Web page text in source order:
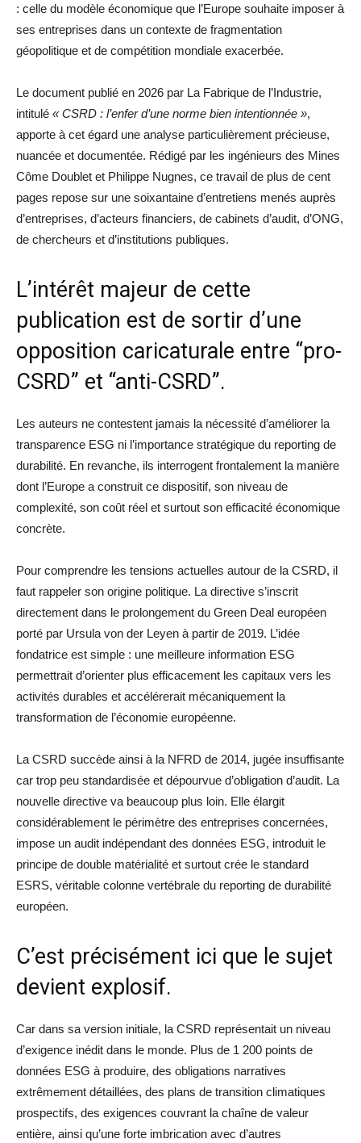
: celle du modèle économique que l’Europe souhaite imposer à
ses entreprises dans un contexte de fragmentation
géopolitique et de compétition mondiale exacerbée.
Le document publié en 2026 par La Fabrique de l’Industrie,
intitulé « CSRD : l’enfer d’une norme bien intentionnée »,
apporte à cet égard une analyse particulièrement précieuse,
nuancée et documentée. Rédigé par les ingénieurs des Mines
Côme Doublet et Philippe Nugnes, ce travail de plus de cent
pages repose sur une soixantaine d’entretiens menés auprès
d’entreprises, d’acteurs financiers, de cabinets d’audit, d’ONG,
de chercheurs et d’institutions publiques.
L’intérêt majeur de cette
publication est de sortir d’une
opposition caricaturale entre “pro-
CSRD” et “anti-CSRD”.
Les auteurs ne contestent jamais la nécessité d’améliorer la
transparence ESG ni l’importance stratégique du reporting de
durabilité. En revanche, ils interrogent frontalement la manière
dont l’Europe a construit ce dispositif, son niveau de
complexité, son coût réel et surtout son efficacité économique
concrète.
Pour comprendre les tensions actuelles autour de la CSRD, il
faut rappeler son origine politique. La directive s’inscrit
directement dans le prolongement du Green Deal européen
porté par Ursula von der Leyen à partir de 2019. L’idée
fondatrice est simple : une meilleure information ESG
permettrait d’orienter plus efficacement les capitaux vers les
activités durables et accélérerait mécaniquement la
transformation de l’économie européenne.
La CSRD succède ainsi à la NFRD de 2014, jugée insuffisante
car trop peu standardisée et dépourvue d’obligation d’audit. La
nouvelle directive va beaucoup plus loin. Elle élargit
considérablement le périmètre des entreprises concernées,
impose un audit indépendant des données ESG, introduit le
principe de double matérialité et surtout crée le standard
ESRS, véritable colonne vertébrale du reporting de durabilité
européen.
C’est précisément ici que le sujet
devient explosif.
Car dans sa version initiale, la CSRD représentait un niveau
d’exigence inédit dans le monde. Plus de 1 200 points de
données ESG à produire, des obligations narratives
extrêmement détaillées, des plans de transition climatiques
prospectifs, des exigences couvrant la chaîne de valeur
entière, ainsi qu’une forte imbrication avec d’autres